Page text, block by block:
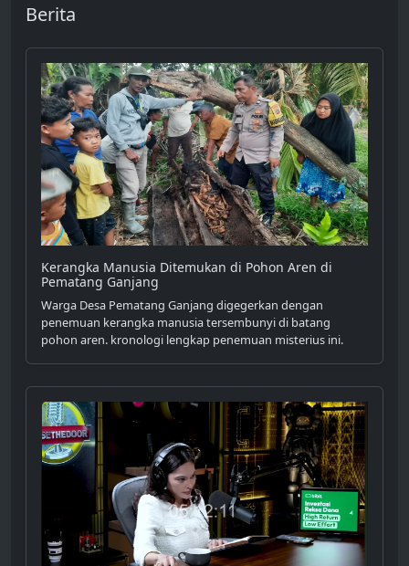
Berita
Kerangka Manusia Ditemukan di Pohon Aren di
Pematang Ganjang
Warga Desa Pematang Ganjang digegerkan dengan
penemuan kerangka manusia tersembunyi di batang
pohon aren. kronologi lengkap penemuan misterius ini.